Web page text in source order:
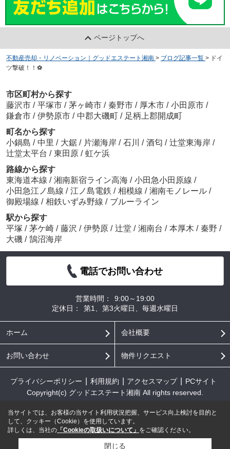
ページトップへ
不動産売却・リノベーション｜グッドエステート湘南 > ブログ記事一覧 > ドイ
ツ撃破！！⚽
市区町村から探す
藤沢市 / 平塚市 / 茅ヶ崎市 / 秦野市 / 厚木市 / 小田原市 /
鎌倉市 / 伊勢原市 / 中郡大磯町 / 足柄上郡開成町
町名から探す
小鍋島 / 中里 / 大鋸 / 片瀬海岸 / 石川 / 酒匂 / 辻堂東海岸 /
辻堂太平台 / 東田原 / 虹ケ浜
路線から探す
東海道本線 / 湘南新宿ライン高海 / 小田急小田原線 /
小田急江ノ島線 / 江ノ島電鉄 / 相模線 / 湘南モノレール /
御殿場線 / 相鉄いずみ野線 / ブルーライン
駅から探す
平塚 / 茅ケ崎 / 藤沢 / 伊勢原 / 辻堂 / 湘南台 / 本厚木 / 秦野 /
大磯 / 鵠沼海岸
電話でお問い合わせ
営業時間：
9:00～19:00
定休日：
第1、第3火曜日、毎週水曜日
ホーム 会社概要
お問い合わせ 物件リクエスト
プライバシーポリシー 利用規約 アクセスマップ
PCサイト
Copyright(c) グッドエステート湘南 All rights reserved.
当サイトでは、お客様の当サイト利用状況把握、サービス向上検討を目的と
して、クッキー（Cookie）を使用しています。
詳しくは、当社の 「Cookieの取扱いについて」 をご確認ください。
閉じる